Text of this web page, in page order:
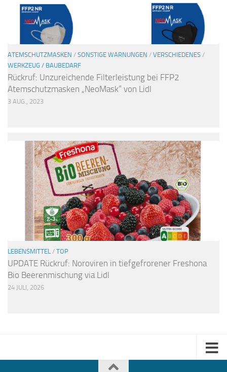
ATEMSCHUTZMASKEN / SONSTIGE WARNUNGEN / VERSCHIEDENES /
WERKZEUG / BAUBEDARF
Rückruf: Unzureichende Filterleistung bei FFP2
Atemschutzmasken „NeoMask“ von Lidl
3 AUG., 2023
LEBENSMITTEL / TOP
UPDATE Rückruf: Noroviren in tiefgefrorener Freshona
Bio Beerenmischung via Lidl
24 JULI, 2026